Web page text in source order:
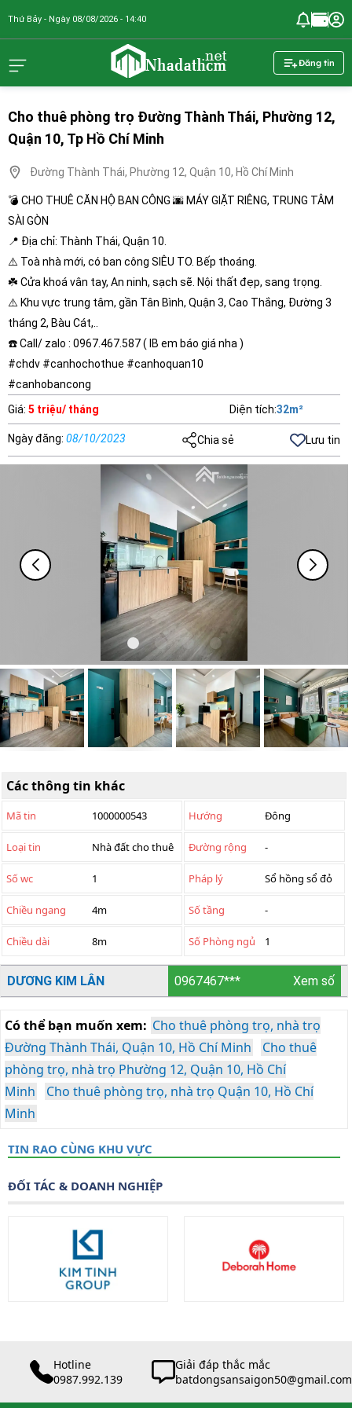
Thứ Bảy - Ngày 08/08/2026 - 14:40
Đăng tin
Cho thuê phòng trọ Đường Thành Thái, Phường 12,
Quận 10, Tp Hồ Chí Minh
Đường Thành Thái, Phường 12, Quận 10, Hồ Chí Minh
💣 CHO THUÊ CĂN HỘ BAN CÔNG 🌆 MÁY GIẶT RIÊNG, TRUNG TÂM
SÀI GÒN
📍 Địa chỉ: Thành Thái, Quận 10.
⚠️ Toà nhà mới, có ban công SIÊU TO. Bếp thoáng.
☘️ Cửa khoá vân tay, An ninh, sạch sẽ. Nội thất đẹp, sang trọng.
⚠️ Khu vực trung tâm, gần Tân Bình, Quận 3, Cao Thắng, Đường 3
tháng 2, Bàu Cát,..
☎️ Call/ zalo : 0967.467.587 ( IB em báo giá nha )
#chdv #canhochothue #canhoquan10
#canhobancong
Giá: 5 triệu/ tháng Diện tích:32m²
Ngày đăng: 08/10/2023 Chia sẻ Lưu tin
Các thông tin khác
Mã tin 1000000543 Hướng Đông
Loại tin Nhà đất cho thuê Đường rộng -
Số wc 1 Pháp lý Sổ hồng sổ đỏ
Chiều ngang 4m Số tầng -
Chiều dài 8m Số Phòng ngủ 1
DƯƠNG KIM LÂN 0967467*** Xem số
Có thể bạn muốn xem: Cho thuê phòng trọ, nhà trọ
Đường Thành Thái, Quận 10, Hồ Chí Minh
Cho thuê
phòng trọ, nhà trọ Phường 12, Quận 10, Hồ Chí
Minh
Cho thuê phòng trọ, nhà trọ Quận 10, Hồ Chí
Minh
TIN RAO CÙNG KHU VỰC
ĐỐI TÁC & DOANH NGHIỆP
Hotline
0987.992.139
Giải đáp thắc mắc
batdongsansaigon50@gmail.com